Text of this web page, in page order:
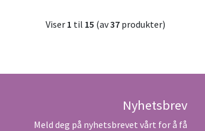
Viser 1 til 15 (av37 produkter)
Nyhetsbrev
Meld deg på nyhetsbrevet vårt for å få